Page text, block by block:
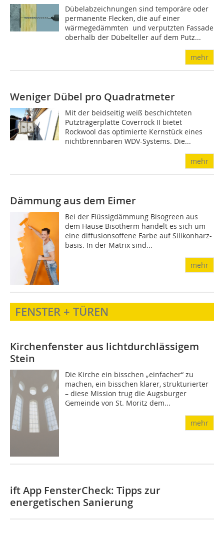
Dübelabzeichnungen sind temporäre oder
permanente Flecken, die auf einer
wärmegedämmten und verputzten Fassade
oberhalb der Dübelteller auf dem Putz...
mehr
Weniger Dübel pro Quadratmeter
Mit der beidseitig weiß beschichteten
Putzträgerplatte Coverrock II bietet
Rockwool das optimierte Kernstück eines
nichtbrennbaren WDV-Systems. Die...
mehr
Dämmung aus dem Eimer
Bei der Flüssigdämmung Bisogreen aus
dem Hause Bisotherm handelt es sich um
eine diffusionsoffene Farbe auf Silikonharz-
basis. In der Matrix sind...
mehr
FENSTER + TÜREN
Kirchenfenster aus lichtdurchlässigem
Stein
Die Kirche ein bisschen „einfacher“ zu
machen, ein bisschen klarer, strukturierter
– diese Mission trug die Augsburger
Gemeinde von St. Moritz dem...
mehr
ift App FensterCheck: Tipps zur
energetischen Sanierung